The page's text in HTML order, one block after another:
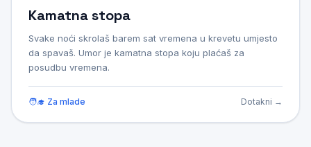
Kamatna stopa
Svake noći skrolaš barem sat vremena u krevetu umjesto
da spavaš. Umor je kamatna stopa koju plaćaš za
posudbu vremena.
🧑‍🎓 Za mlade Dotakni →
Postotak koji određuje koliko će korisnik kredita platiti za
posuđeni novac ili koliko će banka isplatiti štediši na
njegov ulog. Ona predstavlja cijenu korištenja novca
promjenjiva, ovisno o uvjetima ugovora.